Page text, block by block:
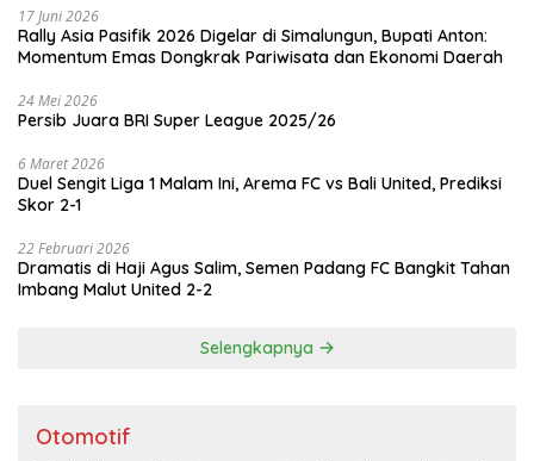
17 Juni 2026
Rally Asia Pasifik 2026 Digelar di Simalungun, Bupati Anton:
Momentum Emas Dongkrak Pariwisata dan Ekonomi Daerah
24 Mei 2026
Persib Juara BRI Super League 2025/26
6 Maret 2026
Duel Sengit Liga 1 Malam Ini, Arema FC vs Bali United, Prediksi
Skor 2-1
22 Februari 2026
Dramatis di Haji Agus Salim, Semen Padang FC Bangkit Tahan
Imbang Malut United 2-2
Selengkapnya
Otomotif